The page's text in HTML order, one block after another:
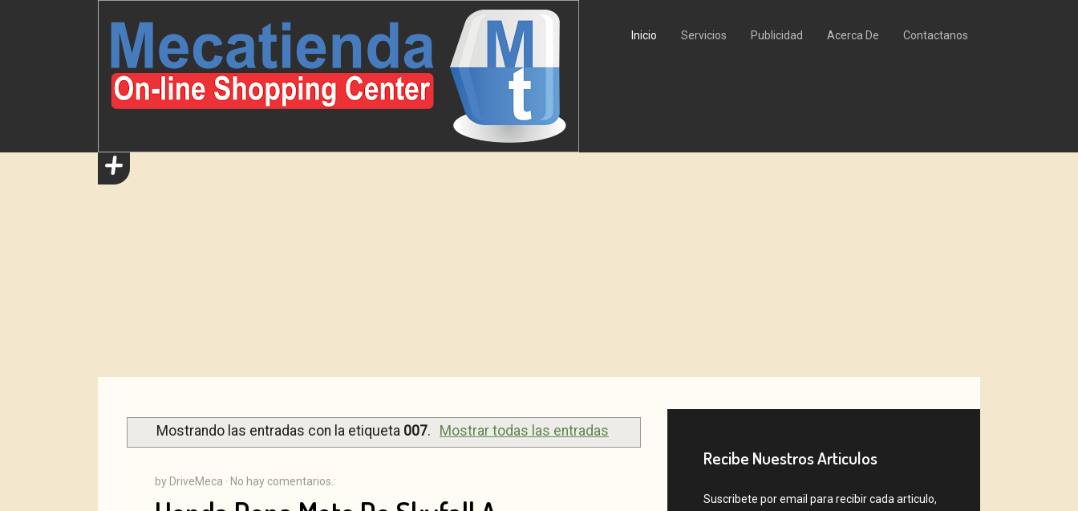
Inicio Servicios Publicidad Acerca De Contactanos
Mostrando las entradas con la etiqueta 007. Mostrar todas las entradas
by DriveMeca · No hay comentarios.:
Recibe Nuestros Articulos
Suscribete por email para recibir cada articulo,